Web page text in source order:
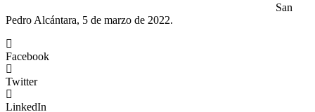
San
Pedro Alcántara, 5 de marzo de 2022.
Facebook
Twitter
LinkedIn